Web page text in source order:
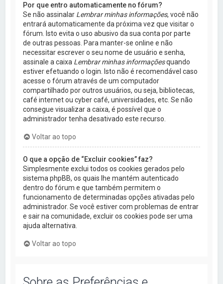
Por que entro automaticamente no fórum?
Se não assinalar Lembrar minhas informações, você não
entrará automaticamente da próxima vez que visitar o
fórum. Isto evita o uso abusivo da sua conta por parte
de outras pessoas. Para manter-se online e não
necessitar escrever o seu nome de usuário e senha,
assinale a caixa Lembrar minhas informaçõesquando
estiver efetuando o login. Isto não é recomendável caso
acesse o fórum através de um computador
compartilhado por outros usuários, ou seja, bibliotecas,
café internet ou cyber café, universidades, etc. Se não
consegue visualizar a caixa, é possível que o
administrador tenha desativado este recurso.
Voltar ao topo
O que a opção de “Excluir cookies” faz?
Simplesmente exclui todos os cookies gerados pelo
sistema phpBB, os quais lhe mantém autenticado
dentro do fórum e que também permitem o
funcionamento de determinadas opções ativadas pelo
administrador. Se você estiver com problemas de entrar
e sair na comunidade, excluir os cookies pode ser uma
ajuda alternativa.
Voltar ao topo